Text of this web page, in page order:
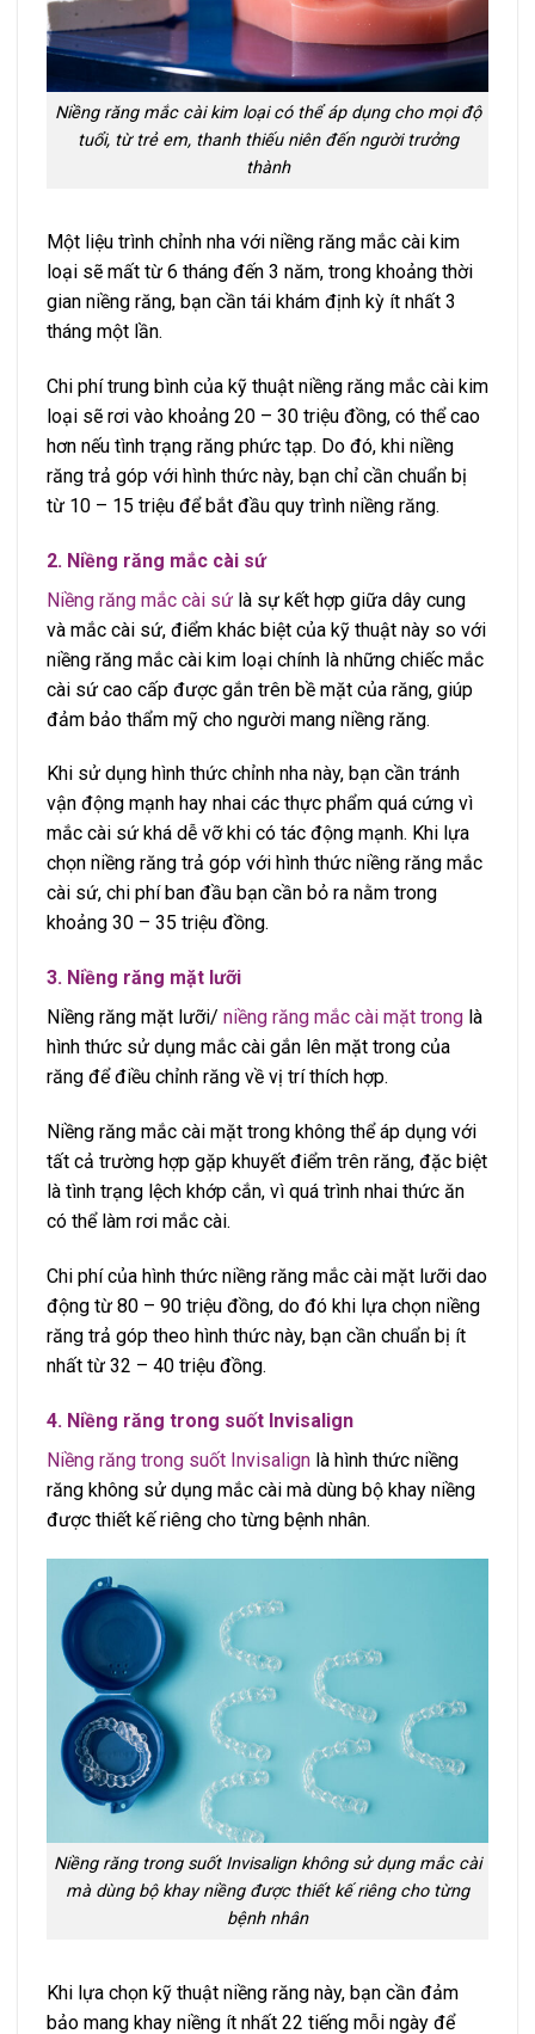
Niềng răng mắc cài kim loại có thể áp dụng cho mọi độ
tuổi, từ trẻ em, thanh thiếu niên đến người trưởng
thành
Một liệu trình chỉnh nha với niềng răng mắc cài kim
loại sẽ mất từ 6 tháng đến 3 năm, trong khoảng thời
gian niềng răng, bạn cần tái khám định kỳ ít nhất 3
tháng một lần.
Chi phí trung bình của kỹ thuật niềng răng mắc cài kim
loại sẽ rơi vào khoảng 20 – 30 triệu đồng, có thể cao
hơn nếu tình trạng răng phức tạp. Do đó, khi niềng
răng trả góp với hình thức này, bạn chỉ cần chuẩn bị
từ 10 – 15 triệu để bắt đầu quy trình niềng răng.
2. Niềng răng mắc cài sứ
Niềng răng mắc cài sứ là sự kết hợp giữa dây cung
và mắc cài sứ, điểm khác biệt của kỹ thuật này so với
niềng răng mắc cài kim loại chính là những chiếc mắc
cài sứ cao cấp được gắn trên bề mặt của răng, giúp
đảm bảo thẩm mỹ cho người mang niềng răng.
Khi sử dụng hình thức chỉnh nha này, bạn cần tránh
vận động mạnh hay nhai các thực phẩm quá cứng vì
mắc cài sứ khá dễ vỡ khi có tác động mạnh. Khi lựa
chọn niềng răng trả góp với hình thức niềng răng mắc
cài sứ, chi phí ban đầu bạn cần bỏ ra nằm trong
khoảng 30 – 35 triệu đồng.
3. Niềng răng mặt lưỡi
Niềng răng mặt lưỡi/ niềng răng mắc cài mặt trong là
hình thức sử dụng mắc cài gắn lên mặt trong của
răng để điều chỉnh răng về vị trí thích hợp.
Niềng răng mắc cài mặt trong không thể áp dụng với
tất cả trường hợp gặp khuyết điểm trên răng, đặc biệt
là tình trạng lệch khớp cắn, vì quá trình nhai thức ăn
có thể làm rơi mắc cài.
Chi phí của hình thức niềng răng mắc cài mặt lưỡi dao
động từ 80 – 90 triệu đồng, do đó khi lựa chọn niềng
răng trả góp theo hình thức này, bạn cần chuẩn bị ít
nhất từ 32 – 40 triệu đồng.
4. Niềng răng trong suốt Invisalign
Niềng răng trong suốt Invisalign là hình thức niềng
răng không sử dụng mắc cài mà dùng bộ khay niềng
được thiết kế riêng cho từng bệnh nhân.
Niềng răng trong suốt Invisalign không sử dụng mắc cài
mà dùng bộ khay niềng được thiết kế riêng cho từng
bệnh nhân
Khi lựa chọn kỹ thuật niềng răng này, bạn cần đảm
bảo mang khay niềng ít nhất 22 tiếng mỗi ngày để